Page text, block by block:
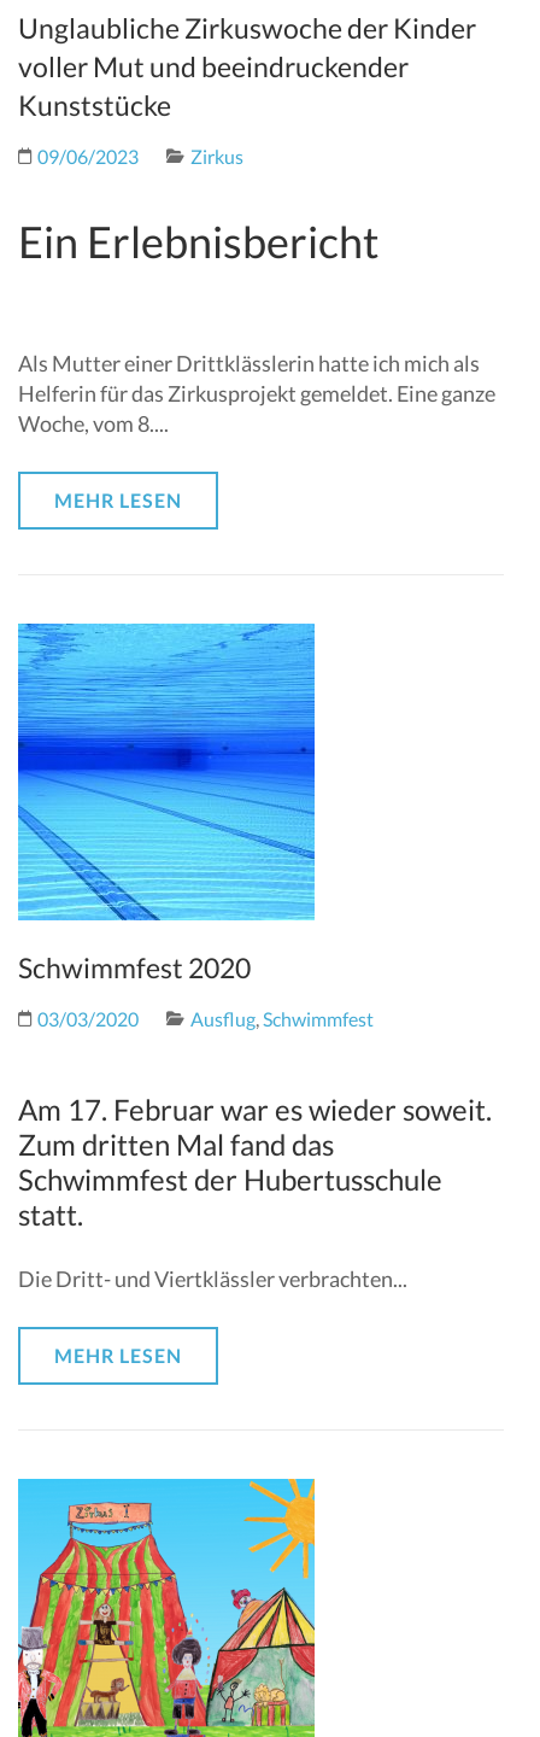
Unglaubliche Zirkuswoche der Kinder
voller Mut und beeindruckender
Kunststücke
09/06/2023 Zirkus
Ein Erlebnisbericht
Als Mutter einer Drittklässlerin hatte ich mich als
Helferin für das Zirkusprojekt gemeldet. Eine ganze
Woche, vom 8....
MEHR LESEN
Schwimmfest 2020
03/03/2020 Ausflug,Schwimmfest
Am 17. Februar war es wieder soweit.
Zum dritten Mal fand das
Schwimmfest der Hubertusschule
statt.
Die Dritt- und Viertklässler verbrachten...
MEHR LESEN